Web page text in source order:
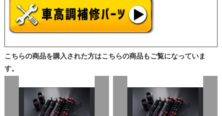
こちらの商品を購入された方はこちらの商品もご覧になっていま
す。